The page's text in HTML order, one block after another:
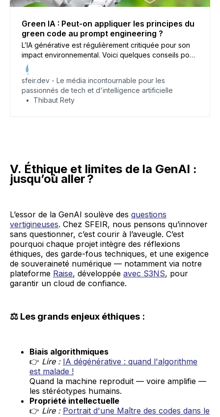
Green IA : Peut-on appliquer les principes du
green code au prompt engineering ?
L’IA générative est régulièrement critiquée pour son
impact environnemental. Voici quelques conseils pour
limiter votre empreinte carbone lors de la création de
prompts.
sfeir.dev - Le média incontournable pour les
passionnés de tech et d'intelligence artificielle
Thibaut Rety
V. Éthique et limites de la GenAI :
jusqu’où aller ?
L’essor de la GenAI soulève des questions
vertigineuses. Chez SFEIR, nous pensons qu’innover
sans questionner, c’est courir à l’aveugle. C’est
pourquoi chaque projet intègre des réflexions
éthiques, des garde-fous techniques, et une exigence
de souveraineté numérique — notamment via notre
plateforme Raise, développée avec S3NS, pour
garantir un cloud de confiance.
⚖️ Les grands enjeux éthiques :
Biais algorithmiques
👉 Lire : IA dégénérative : quand l'algorithme
est malade !
Quand la machine reproduit — voire amplifie —
les stéréotypes humains.
Propriété intellectuelle
👉 Lire : Portrait d'une Maître des codes dans le